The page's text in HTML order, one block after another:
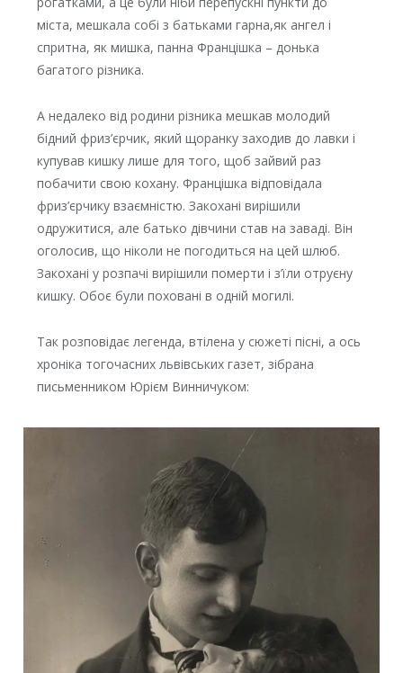
міста, мешкала собі з батьками гарна,як ангел і
спритна, як мишка, панна Францішка – донька
багатого різника.
А недалеко від родини різника мешкав молодий
бідний фриз’єрчик, який щоранку заходив до лавки і
купував кишку лише для того, щоб зайвий раз
побачити свою кохану. Францішка відповідала
фриз’єрчику взаємністю. Закохані вирішили
одружитися, але батько дівчини став на заваді. Він
оголосив, що ніколи не погодиться на цей шлюб.
Закохані у розпачі вирішили померти і з’їли отруєну
кишку. Обоє були поховані в одній могилі.
Так розповідає легенда, втілена у сюжеті пісні, а ось
хроніка тогочасних львівських газет, зібрана
письменником Юрієм Винничуком: